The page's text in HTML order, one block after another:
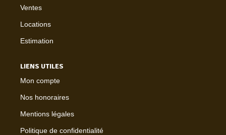
Ventes
Locations
Estimation
LIENS UTILES
Mon compte
Nos honoraires
Mentions légales
Politique de confidentialité